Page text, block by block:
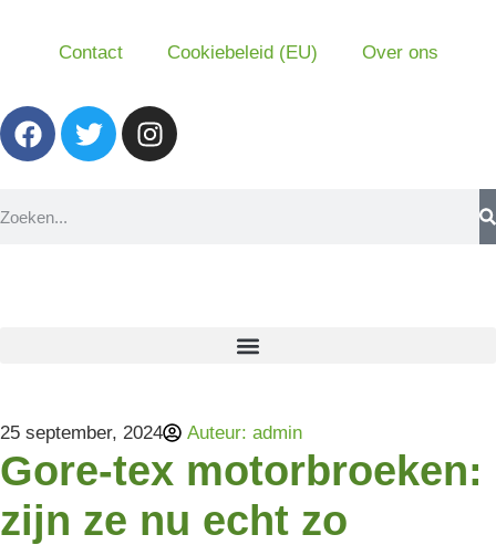
Contact Cookiebeleid (EU) Over ons
25 september, 2024 Auteur: admin
Gore-tex motorbroeken:
zijn ze nu echt zo